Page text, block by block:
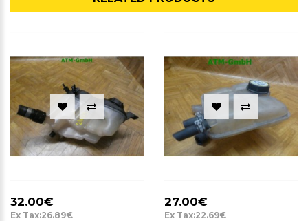
32.00€
Ex Tax:26.89€
27.00€
Ex Tax:22.69€